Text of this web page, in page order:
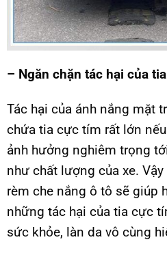
– Ngăn chặn tác hại của
Tác hại của ánh nắng mặt
chứa tia cực tím rất lớn
ảnh hưởng nghiêm trọng
như chất lượng của xe.
rèm che nắng ô tô sẽ giúp
những tác hại của tia cực
sức khỏe, làn da vô cùng